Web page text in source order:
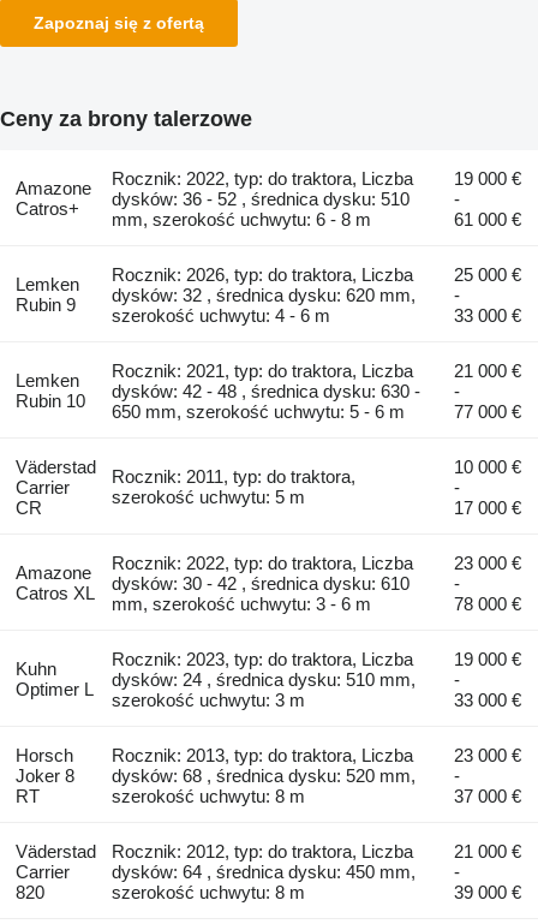
Zapoznaj się z ofertą
Ceny za brony talerzowe
Amazone
Catros+
Rocznik: 2022, typ: do traktora, Liczba
dysków: 36 - 52 , średnica dysku: 510
mm, szerokość uchwytu: 6 - 8 m
19 000 €
-
61 000 €
Lemken
Rubin 9
Rocznik: 2026, typ: do traktora, Liczba
dysków: 32 , średnica dysku: 620 mm,
szerokość uchwytu: 4 - 6 m
25 000 €
-
33 000 €
Lemken
Rubin 10
Rocznik: 2021, typ: do traktora, Liczba
dysków: 42 - 48 , średnica dysku: 630 -
650 mm, szerokość uchwytu: 5 - 6 m
21 000 €
-
77 000 €
Väderstad
Carrier
CR
Rocznik: 2011, typ: do traktora,
szerokość uchwytu: 5 m
10 000 €
-
17 000 €
Amazone
Catros XL
Rocznik: 2022, typ: do traktora, Liczba
dysków: 30 - 42 , średnica dysku: 610
mm, szerokość uchwytu: 3 - 6 m
23 000 €
-
78 000 €
Kuhn
Optimer L
Rocznik: 2023, typ: do traktora, Liczba
dysków: 24 , średnica dysku: 510 mm,
szerokość uchwytu: 3 m
19 000 €
-
33 000 €
Horsch
Joker 8
RT
Rocznik: 2013, typ: do traktora, Liczba
dysków: 68 , średnica dysku: 520 mm,
szerokość uchwytu: 8 m
23 000 €
-
37 000 €
Väderstad
Carrier
820
Rocznik: 2012, typ: do traktora, Liczba
dysków: 64 , średnica dysku: 450 mm,
szerokość uchwytu: 8 m
21 000 €
-
39 000 €